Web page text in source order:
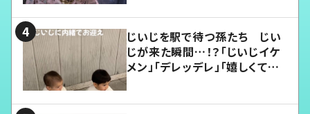
じいじを駅で待つ孫たち じい
じが来た瞬間…！？「じいじイケ
メン」「デレッデレ」「嬉しくて可